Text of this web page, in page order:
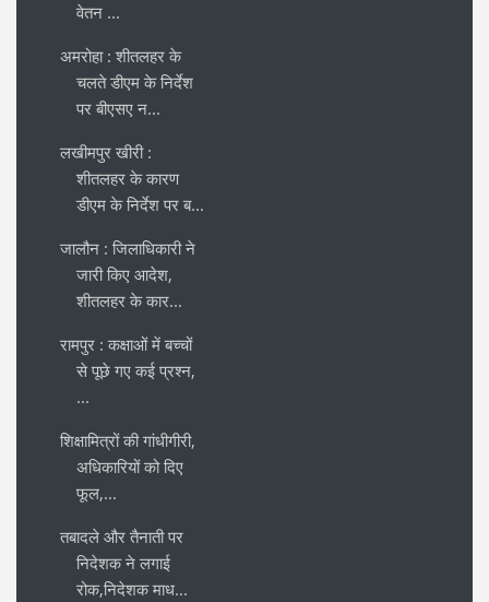
वेतन ...
अमरोहा : शीतलहर के
चलते डीएम के निर्देश
पर बीएसए न...
लखीमपुर खीरी :
शीतलहर के कारण
डीएम के निर्देश पर ब...
जालौन : जिलाधिकारी ने
जारी किए आदेश,
शीतलहर के कार...
रामपुर : कक्षाओं में बच्चों
से पूछे गए कई प्रश्न,
...
शिक्षामित्रों की गांधीगीरी,
अधिकारियों को दिए
फूल,...
तबादले और तैनाती पर
निदेशक ने लगाई
रोक,निदेशक माध...